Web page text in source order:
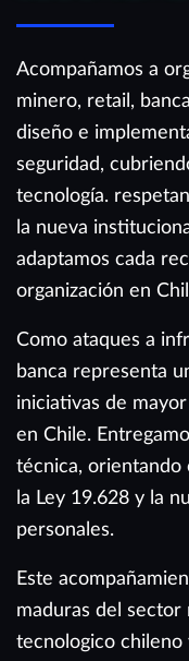
Acompañamos a
minero, retail,
diseño e
seguridad,
tecnología.
la nueva
adaptamos cada
organización en
Como ataques a
banca representa
iniciativas de
en Chile.
técnica, orientando
la Ley 19.628 y la
personales.
Este
maduras del
tecnologico